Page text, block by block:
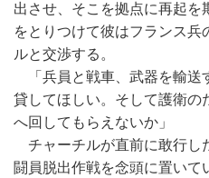
出させ、そこを拠点に再起
をとりつけて彼はフランス
ルと交渉する。
「兵員と戦車、武器を輸送
貸してほしい。そして護衛の
へ回してもらえないか」
チャーチルが直前に敢行し
闘員脱出作戦を念頭に置い